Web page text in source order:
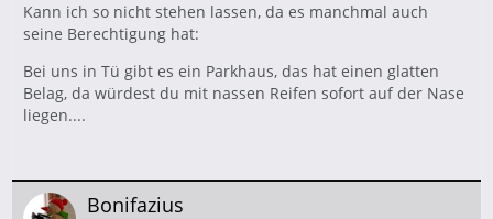
Kann ich so nicht stehen lassen, da es manchmal auch
seine Berechtigung hat:
Bei uns in Tü gibt es ein Parkhaus, das hat einen glatten
Belag, da würdest du mit nassen Reifen sofort auf der Nase
liegen....
Bonifazius